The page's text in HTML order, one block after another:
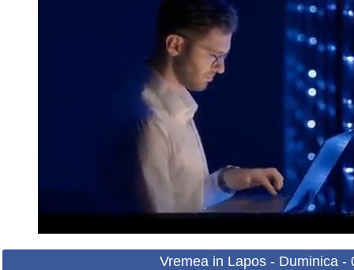
Vremea in Lapos - Duminica -